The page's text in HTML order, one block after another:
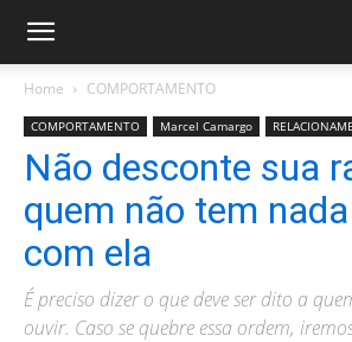
Home COMPORTAMENTO
COMPORTAMENTO Marcel Camargo
Não desconte sua
quem não tem
com ela
É preciso dizer o que deve ser dito a
ouvir. Caso se quebre essa ordem,